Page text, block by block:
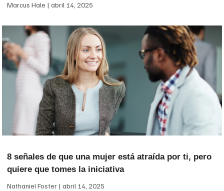
Marcus Hale abril 14, 2025
8 señales de que una mujer está atraída por ti, pero
quiere que tomes la iniciativa
Nathaniel Foster abril 14, 2025